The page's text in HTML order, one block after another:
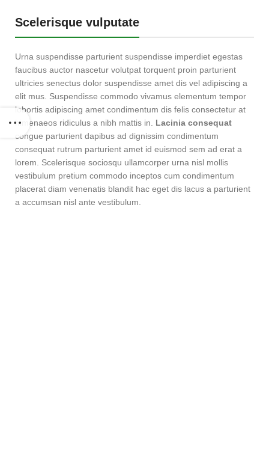
Scelerisque vulputate
Urna suspendisse parturient suspendisse imperdiet egestas
faucibus auctor nascetur volutpat torquent proin parturient
ultricies senectus dolor suspendisse amet dis vel adipiscing a
elit mus. Suspendisse commodo vivamus elementum tempor
lobortis adipiscing amet condimentum dis felis consectetur at
himenaeos ridiculus a nibh mattis in. Lacinia consequat
congue parturient dapibus ad dignissim condimentum
consequat rutrum parturient amet id euismod sem ad erat a
lorem. Scelerisque sociosqu ullamcorper urna nisl mollis
vestibulum pretium commodo inceptos cum condimentum
placerat diam venenatis blandit hac eget dis lacus a parturient
a accumsan nisl ante vestibulum.